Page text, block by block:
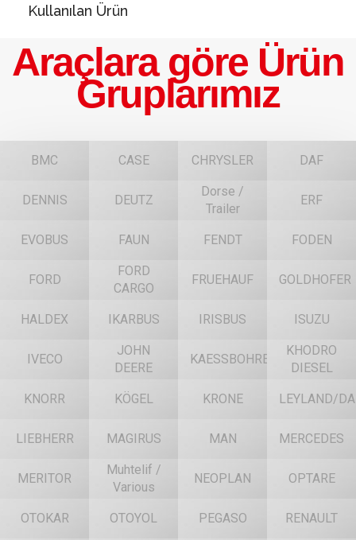
Kullanılan Ürün
Araçlara göre Ürün
Gruplarımız
BMC CASE CHRYSLER DAF
DENNIS DEUTZ
Dorse /
Trailer
ERF
EVOBUS FAUN FENDT FODEN
FORD
FORD
CARGO
FRUEHAUF GOLDHOFER
HALDEX IKARBUS IRISBUS ISUZU
IVECO
JOHN
DEERE
KAESSBOHRER
KHODRO
DIESEL
KNORR KÖGEL KRONE LEYLAND/
LIEBHERR MAGIRUS MAN MERCEDES
MERITOR
Muhtelif /
Various
NEOPLAN OPTARE
OTOKAR OTOYOL PEGASO RENAULT